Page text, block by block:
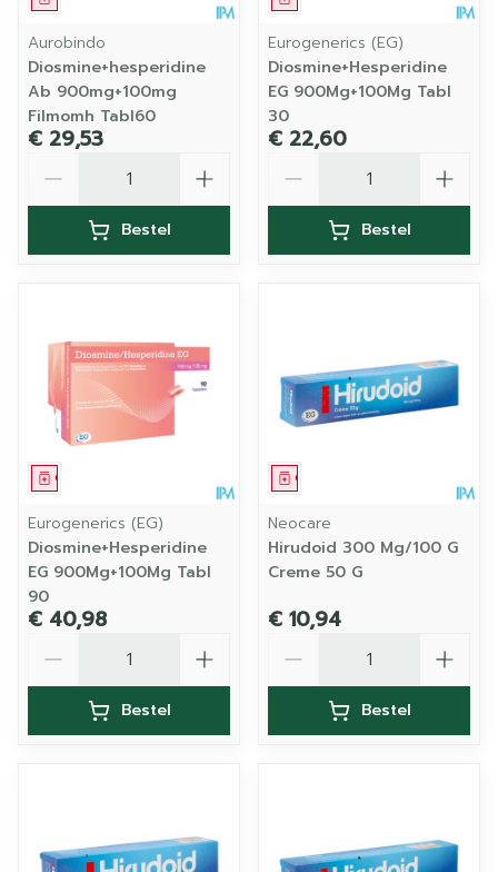
Aurobindo
Diosmine+hesperidine
Ab 900mg+100mg
Filmomh Tabl60
€ 29,53
Bestel
Eurogenerics (EG)
Diosmine+Hesperidine
EG 900Mg+100Mg Tabl
30
€ 22,60
Bestel
Geneesmiddel
Eurogenerics (EG)
Diosmine+Hesperidine
EG 900Mg+100Mg Tabl
90
€ 40,98
Bestel
Geneesmiddel
Neocare
Hirudoid 300 Mg/100 G
Creme 50 G
€ 10,94
Bestel